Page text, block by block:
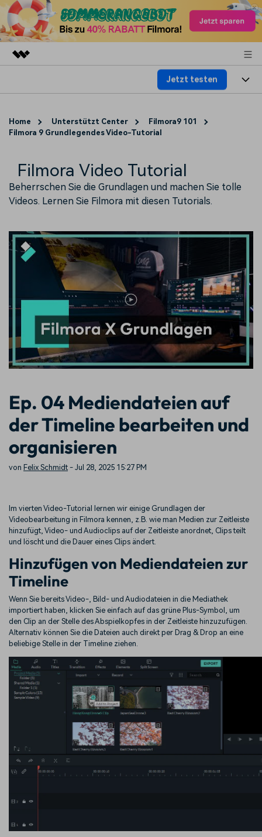
Dienstprogramme
Überblick
Presseraum
Shop
Jetzt testen
Plattformen
Assets
KI
Video/Foto
Audio
Lösungen
Lifestyle & Spaß
Trends
Ressourcen
Video-Prompts
Über 100 heiße Video-
Prompts – schnell ähnliche
Videos erstellen
Meisterkurs
Beherrschen Sie
fortgeschrittene
Videobearbeitungsfähigkeiten
Kickstart Bootcamp
erweitern Sie Ihre
Videobearbeitungs-
DIY-Spezialeffekte
Erfahren Sie, wie Sie einen
Spezialeffekt erzeugen
können
Creator
Monetarisierungs-
Programm
Monetarisieren Sie
Freunde-werben-
Programm
Empfohlene Inhalte
Wir helfen Ihnen gerne weiter
Kundengeschichten
Erfahren Sie, wie unsere
Kunden erfolgreich sind
Partnerprogramm
Entdecken Sie
Partnerschaften auf
Support
Lernen
KAUFEN Anmelden
Suchen
Home Unterstützt Center
Filmora9 101
Filmora 9 Grundlegendes Video-Tutorial
Filmora Video Tutorial
Beherrschen Sie die Grundlagen und machen Sie tolle
Videos. Lernen Sie Filmora mit diesen Tutorials.
Ep. 04 Mediendateien auf
der Timeline bearbeiten und
organisieren
von Felix Schmidt - Jul 28, 2025 15:27 PM
Im vierten Video-Tutorial lernen wir einige Grundlagen der
Videobearbeitung in Filmora kennen, z.B. wie man Medien zur Zeitleiste
hinzufügt, Video- und Audioclips auf der Zeitleiste anordnet, Clips teilt
und löscht und die Dauer eines Clips ändert.
Hinzufügen von Mediendateien zur
Timeline
Wenn Sie bereits Video-, Bild- und Audiodateien in die Mediathek
importiert haben, klicken Sie einfach auf das grüne Plus-Symbol, um
den Clip an der Stelle des Abspielkopfes in der Zeitleiste hinzuzufügen.
Alternativ können Sie die Dateien auch direkt per Drag & Drop an eine
beliebige Stelle in der Timeline ziehen.